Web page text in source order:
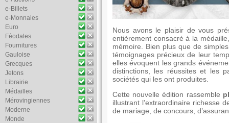
e-Billets
e-Monnaies
Euro
Féodales
Fournitures
Gauloise
Grecques
Jetons
Librairie
Médailles
Mérovingiennes
Moderne
Monde
Nous avons le plaisir de vous
entièrement consacré à la
mémoire. Bien plus que de
témoignages précieux de leur
elles évoquent les grands
distinctions, les réussites et les
sociétés qui les ont produites.
Cette nouvelle édition rassemble
illustrant l’extraordinaire richesse
de mariage, de concours,